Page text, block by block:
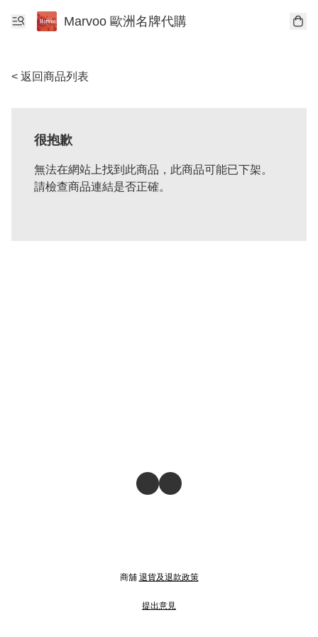
Marvoo 歐洲名牌代購
< 返回商品列表
很抱歉
無法在網站上找到此商品，此商品可能已下架。
請檢查商品連結是否正確。
商舖 退貨及退款政策
提出意見